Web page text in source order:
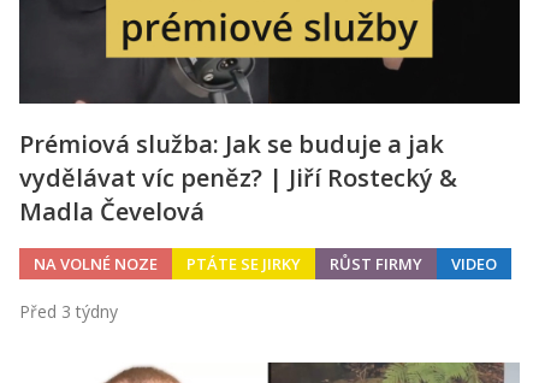
Prémiová služba: Jak se buduje a jak
vydělávat víc peněz? | Jiří Rostecký &
Madla Čevelová
NA VOLNÉ NOZE PTÁTE SE JIRKY RŮST FIRMY VIDEO
Před 3 týdny